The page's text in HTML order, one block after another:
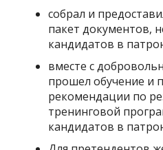
собрал и
пакет документов,
кандидатов в
вместе с
прошел обучение и
рекомендации по
тренинговой
кандидатов в